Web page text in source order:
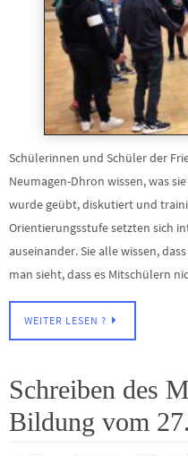
Schülerinnen und Schüler der
Neumagen-Dhron wissen, was
wurde geübt, diskutiert und
Orientierungsstufe setzten sich
auseinander. Sie alle wissen,
man sieht, dass es Mitschülern
WEITER LESEN ?
Schreiben des
Bildung vom